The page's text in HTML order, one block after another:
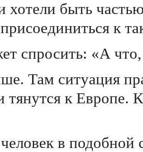
быть
к
спросить: «А
Там ситуация
к Европе.
в подобной